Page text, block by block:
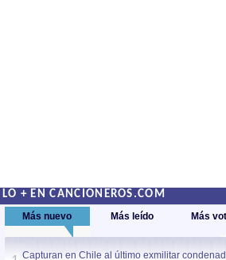
LO + EN CANCIONEROS.COM
Más nuevo Más leído Más
Capturan en Chile al último exmilitar